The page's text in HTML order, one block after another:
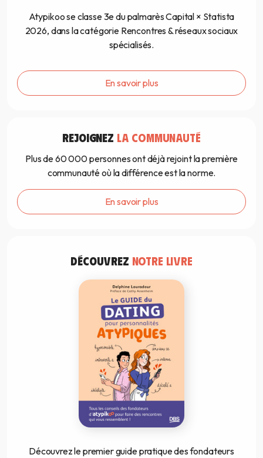
Atypikoo se classe 3e du palmarès Capital × Statista
2026, dans la catégorie Rencontres & réseaux sociaux
spécialisés.
En savoir plus
REJOIGNEZ LA COMMUNAUTÉ
Plus de 60 000 personnes ont déjà rejoint la première
communauté où la différence est la norme.
En savoir plus
DÉCOUVREZ NOTRE LIVRE
Découvrez le premier guide pratique des fondateurs